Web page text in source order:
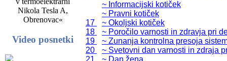
Video posnetki
17 	~ Okoljski kotiček
18 	~ Poročilo varnosti in zdravja pri delu za leto 2022
19 	~ Zunanja kontrolna presoja sistema vodenja 2023
20 	~ Svetovni dan varnosti in zdraja pri delu
21 	~ Dan žena